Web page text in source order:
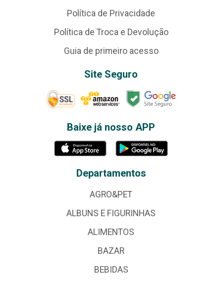
Política de Privacidade
Política de Troca e Devolução
Guia de primeiro acesso
Site Seguro
Baixe já nosso APP
Departamentos
AGRO&PET
ALBUNS E FIGURINHAS
ALIMENTOS
BAZAR
BEBIDAS